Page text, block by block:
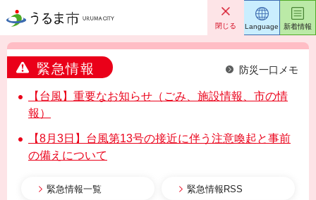
うるま市 閉じる
緊急情報 防災一口メモ
【台風】重要なお知らせ（ごみ、施設情報、市の情
報）
【8月3日】台風第13号の接近に伴う注意喚起と事前
の備えについて
緊急情報一覧 緊急情報RSS
Language 新着情報